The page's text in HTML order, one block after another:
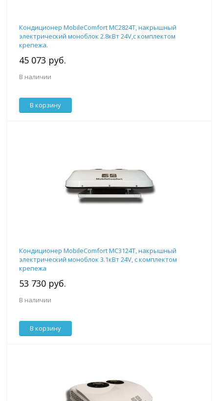
Кондиционер MobileComfort MC2824T, накрышный
электрический моноблок 2.8кВт 24V,с комплектом
крепежа.
45 073 руб.
В наличии
В корзину
Кондиционер MobileComfort MC3124T, накрышный
электрический моноблок 3.1кВт 24V, с комплектом
крепежа
53 730 руб.
В наличии
В корзину